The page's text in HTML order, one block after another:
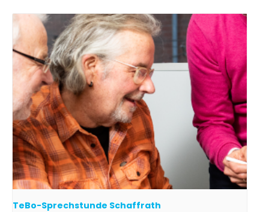
TeBo-Sprechstunde Schaffrath